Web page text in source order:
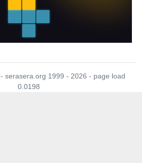
- serasera.org 1999 - 2026 - page load
0.0198